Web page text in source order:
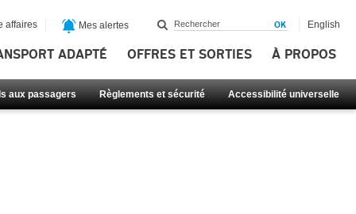
ADAPTÉ OFFRES ET SORTIES À PROPOS
aux passagers Règlements et sécurité Accessibilité universelle
affaires Mes alertes English